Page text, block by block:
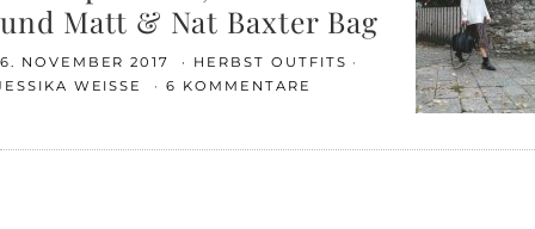
und Matt & Nat Baxter Bag
6. NOVEMBER 2017
HERBST OUTFITS
WEISSE
6 KOMMENTARE